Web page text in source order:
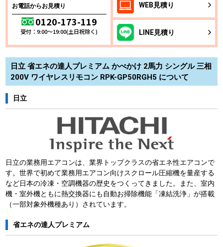
お電話からお見積り
0120-173-119
受付：9:00～19:00(土日祝除く)
WEB 見積り
LINE見積り
日立 省エネの達人プレミアム かべかけ 2馬力 シングル 三相
200V ワイヤレスリモコン RPK-GP50RGH5 について
日立
日立の業務用エアコンは、業界トップクラスの省エネ性エアコンで
す。世界で初めて業務用エアコン向けスクロール圧縮機を量産する
など日本の冷凍・空調機器の歴史をつくってきました。また、室内
機・室外機ともに熱交換器にも自動お掃除機能「凍結洗浄」が搭載
（一部対象外機種あり）されています。
省エネの達人プレミアム